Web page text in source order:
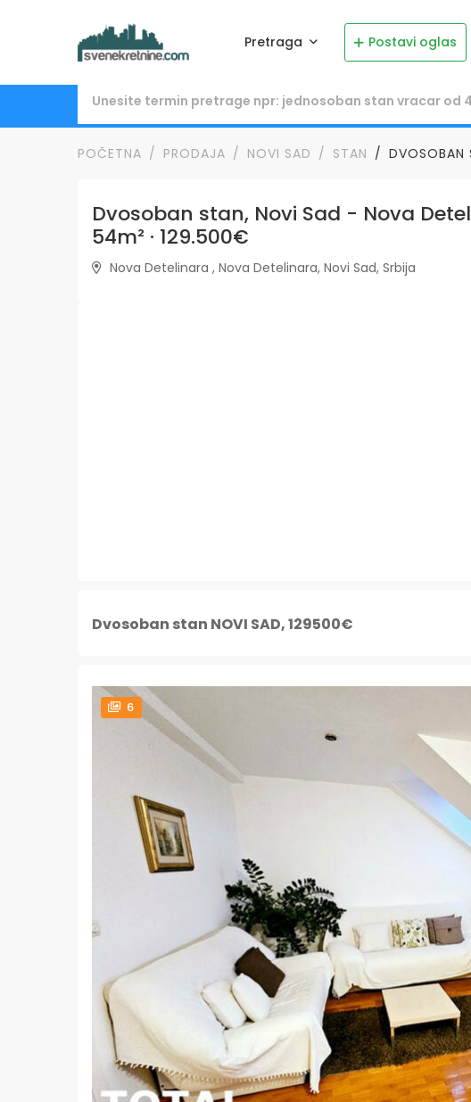
Pretraga Postavi oglas
POČETNA PRODAJA NOVI SAD STAN DVOSOBAN
Dvosoban stan, Novi Sad - Nova
54m² · 129.500€
Nova Detelinara , Nova Detelinara, Novi Sad, Srbija
Dvosoban stan NOVI SAD, 129500€
6